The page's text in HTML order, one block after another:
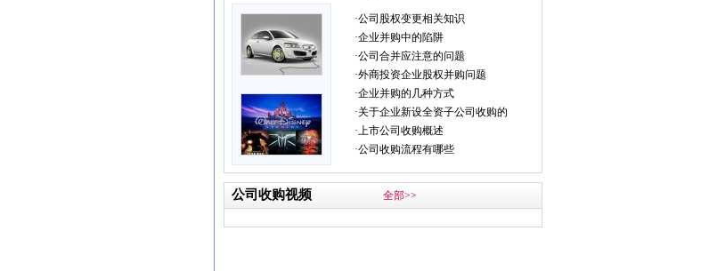
·公司股权变更相关知识
·企业并购中的陷阱
·公司合并应注意的问题
·外商投资企业股权并购问题
·企业并购的几种方式
·关于企业新设全资子公司收购的
·上市公司收购概述
·公司收购流程有哪些
公司收购视频 全部>>